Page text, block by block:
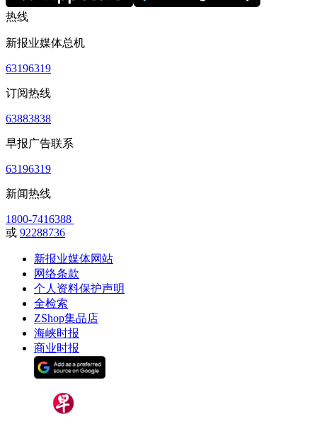
热线
新报业媒体总机
63196319
订阅热线
63883838
早报广告联系
63196319
新闻热线
1800-7416388
或 92288736
新报业媒体网站
网络条款
个人资料保护声明
全检索
ZShop集品店
海峡时报
商业时报